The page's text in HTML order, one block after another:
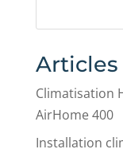
Climatisation
AirHome 400
Installation